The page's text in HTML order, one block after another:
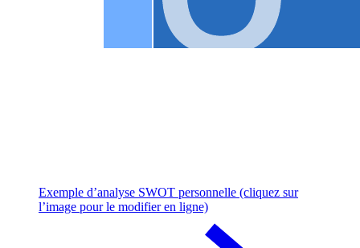
Exemple d’analyse SWOT personnelle (cliquez sur
l’image pour le modifier en ligne)